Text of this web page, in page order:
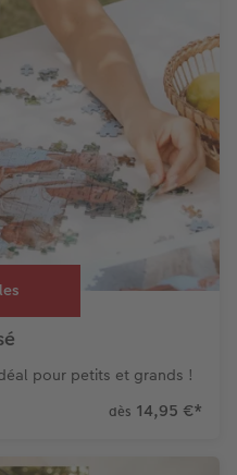
pour petits et grands !
dès 14,95 €*